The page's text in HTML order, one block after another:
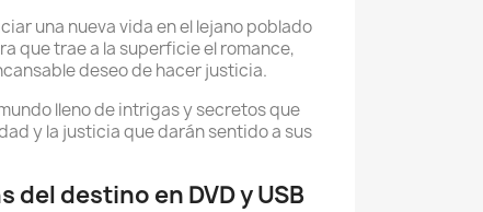
una nueva vida en el lejano poblado
que trae a la superficie el romance,
deseo de hacer justicia.
lleno de intrigas y secretos que
y la justicia que darán sentido a sus
destino en DVD y USB